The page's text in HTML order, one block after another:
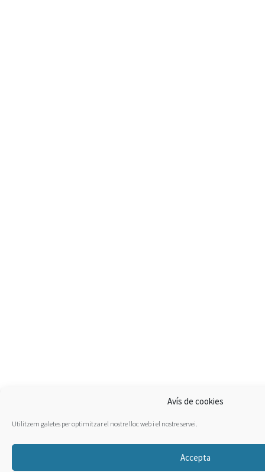
Avís de cookies
Utilitzem galetes per optimitzar el nostre lloc web i el nostre servei.
Accepta